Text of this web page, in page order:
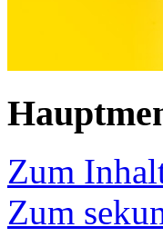
Zum
Zum